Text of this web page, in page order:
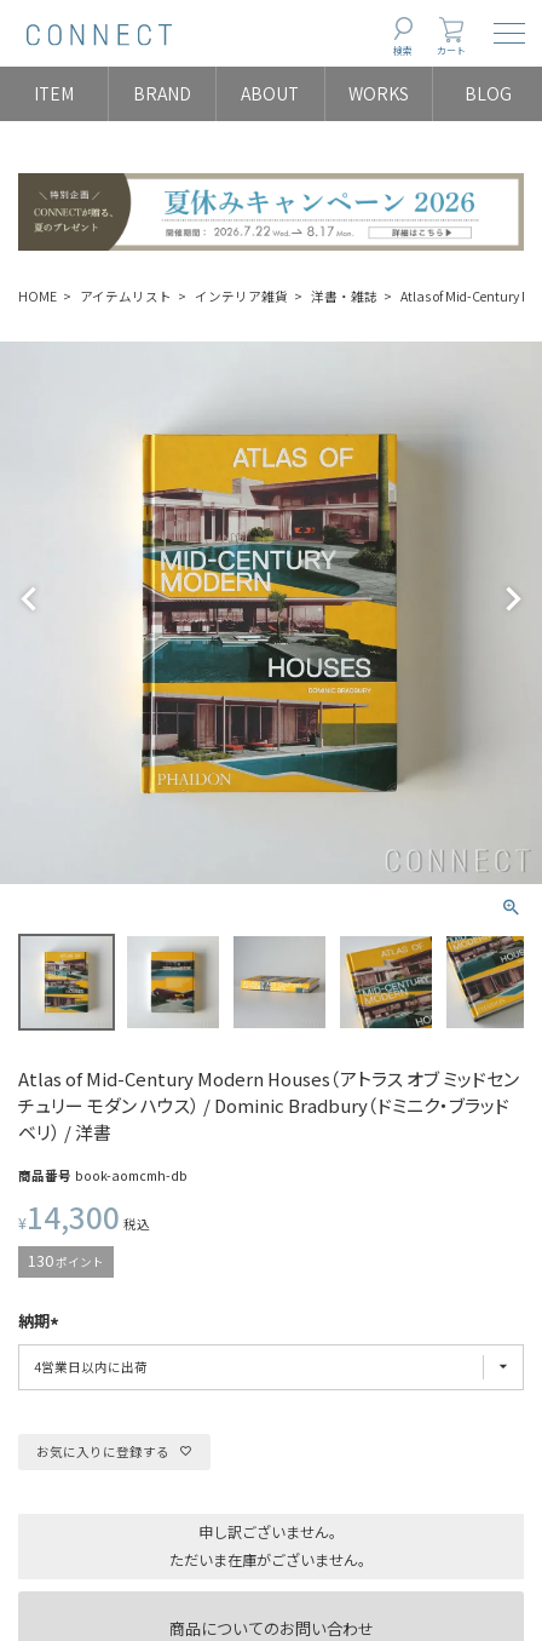
検索 カート
ITEM BRAND ABOUT WORKS BLOG
HOME アイテムリスト インテリア雑貨 洋書・雑誌 Atlas of Mid-Century
Atlas of Mid-Century Modern Houses（アトラス オブ ミッドセン
チュリー モダン ハウス） / Dominic Bradbury（ドミニク・ブラッド
ベリ） / 洋書
商品番号 book-aomcmh-db
¥14,300 税込
130ポイント
納期
お気に入りに登録する
申し訳ございません。
ただいま在庫がございません。
商品についてのお問い合わせ